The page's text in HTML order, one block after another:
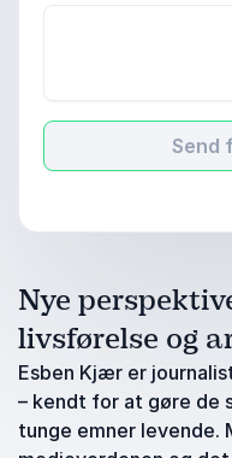
Send
Nye
livsførelse og
Esben Kjær er
– kendt for at gøre de
tunge emner levende.